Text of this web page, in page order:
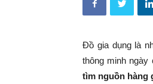
Đồ gia dụng là
thông minh ngày
tìm nguồn hàng